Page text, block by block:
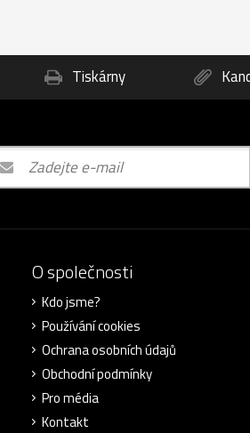
Tiskárny
O společnosti
Kdo jsme?
Používání cookies
Ochrana osobních údajů
Obchodní podmínky
Pro média
Kontakt